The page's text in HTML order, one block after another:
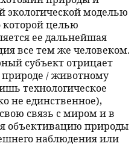
экологической моделью
которой целью
ее дальнейшая
все тем же человеком.
субъект отрицает
/ животному
технологическое
не единственное),
связь с миром и в
объективацию природы
наблюдения или